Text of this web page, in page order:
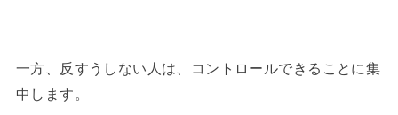
一方、反すうしない人は、コントロールできることに集
中します。